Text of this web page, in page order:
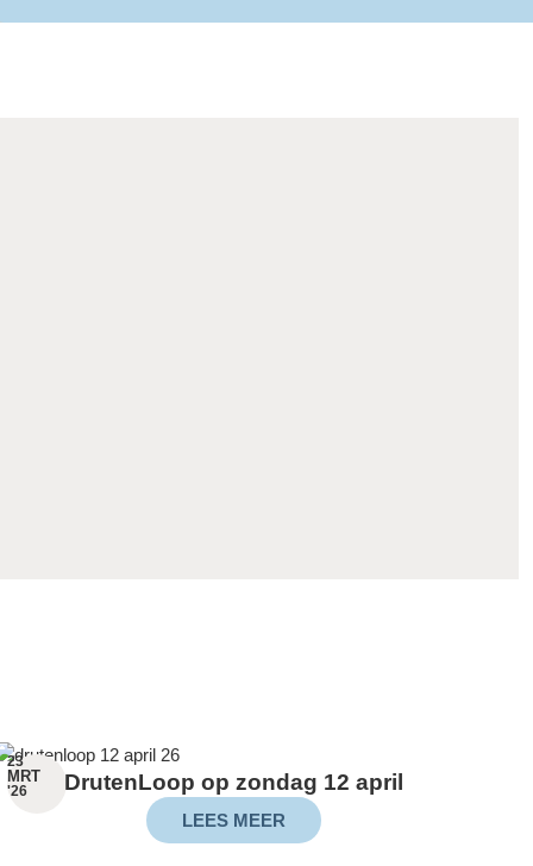
23
MRT
'26 DrutenLoop op zondag 12 april
LEES MEER